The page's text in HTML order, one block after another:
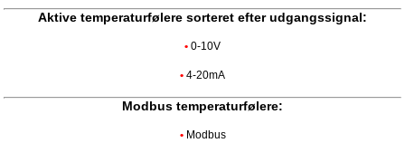
Aktive temperaturfølere sorteret efter udgangssignal:
• 0-10V
• 4-20mA
Modbus temperaturfølere:
• Modbus